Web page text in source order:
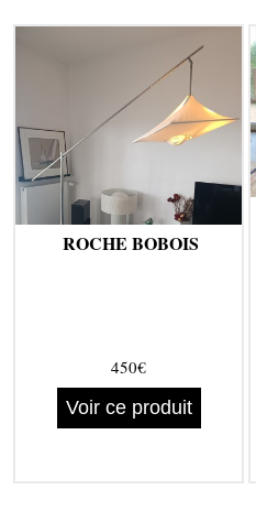
ROCHE BOBOIS
450€
Voir ce produit